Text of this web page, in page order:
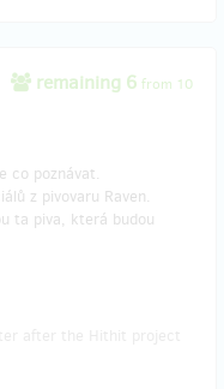
remaining 6 from 10
co poznávat.
z pivovaru Raven.
ta piva, která budou